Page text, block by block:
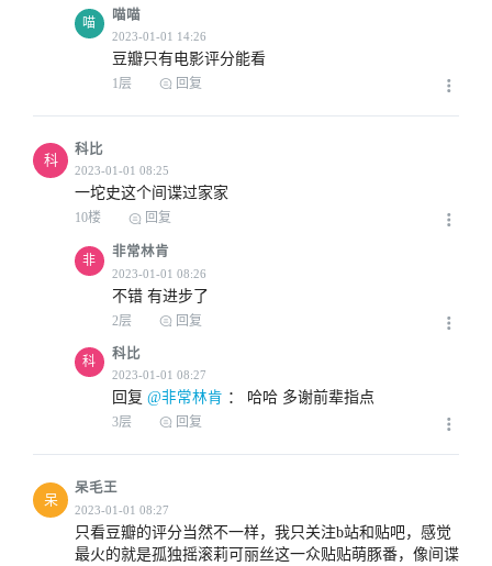
2023-01-01 07:14
2023-01-01 09:53
2023-01-01 12:57
喵
喵喵
豆瓣只有电影评分能看
1层 回复
科
科比
一坨史这个间谍过家家
10楼 回复
非
非常林肯
不错 有进步了
2层 回复
科
科比
回复 @非常林肯 ： 哈哈 多谢前辈指点
3层 回复
呆
呆毛王
只看豆瓣的评分当然不一样，我只关注b站和贴吧，感觉
最火的就是孤独摇滚莉可丽丝这一众贴贴萌豚番，像间谍